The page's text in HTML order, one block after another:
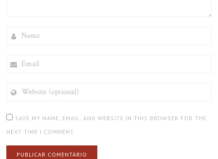
(OPTIONAL)
SAVE MY NAME, EMAIL, AND WEBSITE IN THIS BROWSER FOR THE
NEXT TIME I COMMENT.